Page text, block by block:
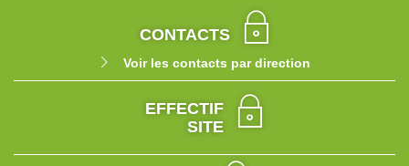
CONTACTS
Voir les contacts par direction
EFFECTIF
SITE